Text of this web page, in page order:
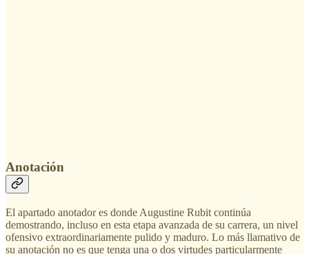
Anotación
El apartado anotador es donde Augustine Rubit continúa
demostrando, incluso en esta etapa avanzada de su carrera, un nivel
ofensivo extraordinariamente pulido y maduro. Lo más llamativo de
su anotación no es que tenga una o dos virtudes particularmente